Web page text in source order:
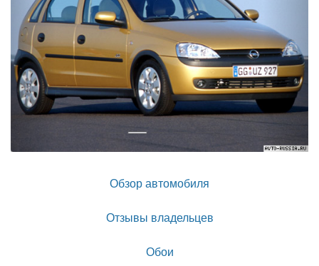
Обзор автомобиля
Отзывы владельцев
Обои